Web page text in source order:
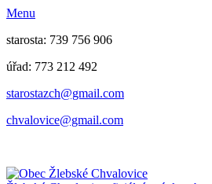
Menu
starosta: 739 756 906
úřad: 773 212 492
​​​​starostazch@gmail.com
​​​​chvalovice@gmail.com